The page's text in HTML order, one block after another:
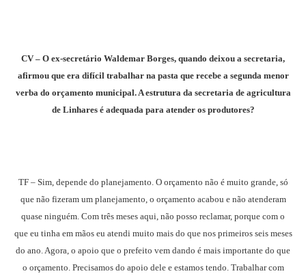
CV – O ex-secretário Waldemar Borges, quando deixou a secretaria,
afirmou que era difícil trabalhar na pasta que recebe a segunda menor
verba do orçamento municipal. A estrutura da secretaria de agricultura
de Linhares é adequada para atender os produtores?
TF – Sim, depende do planejamento. O orçamento não é muito grande, só
que não fizeram um planejamento, o orçamento acabou e não atenderam
quase ninguém. Com três meses aqui, não posso reclamar, porque com o
que eu tinha em mãos eu atendi muito mais do que nos primeiros seis meses
do ano. Agora, o apoio que o prefeito vem dando é mais importante do que
o orçamento. Precisamos do apoio dele e estamos tendo. Trabalhar com